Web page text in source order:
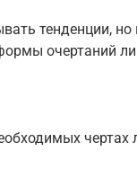
тенденции,
очертаний
чертах